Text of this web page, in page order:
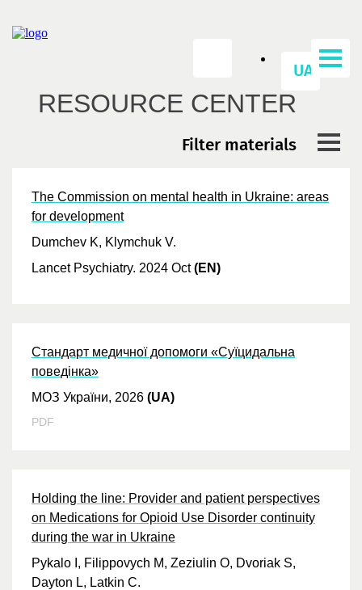
UA
RESOURCE CENTER
Filter materials
The Commission on mental health in Ukraine: areas
for development
Dumchev K, Klymchuk V.
Lancet Psychiatry. 2024 Oct(EN)
Стандарт медичної допомоги «Суїцидальна
поведінка»
МОЗ України, 2026 (UA)
PDF
Holding the line: Provider and patient perspectives
on Medications for Opioid Use Disorder continuity
during the war in Ukraine
Pykalo I, Filippovych M, Zeziulin O, Dvoriak S,
Dayton L, Latkin C.